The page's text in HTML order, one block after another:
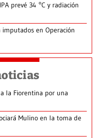
prevé 34 °C y radiación
en Operación
la Fiorentina por una
Mulino en la toma de